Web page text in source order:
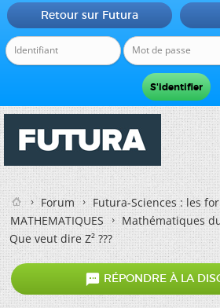
Retour sur Futura
Forum
Futura-Sciences : les
MATHEMATIQUES
Mathématiques
Que veut dire Z² ???
 RÉPONDRE À LA